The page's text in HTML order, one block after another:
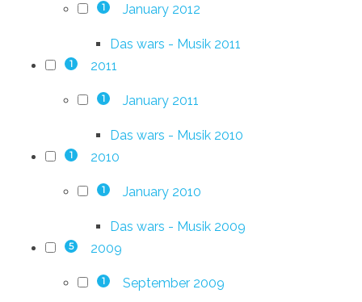
1 January 2012
Das wars - Musik 2011
1 2011
1 January 2011
Das wars - Musik 2010
1 2010
1 January 2010
Das wars - Musik 2009
5 2009
1 September 2009